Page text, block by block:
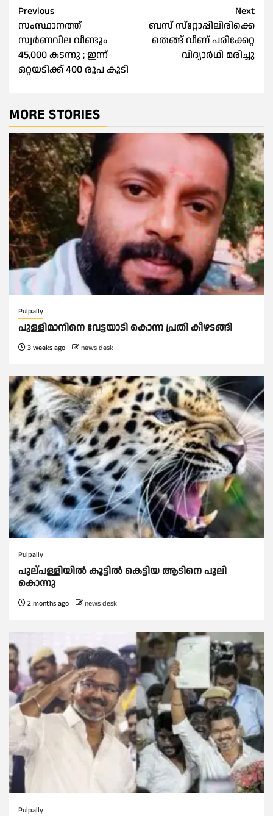
Post
navigation
Previous
സംസ്ഥാനത്ത്
സ്വര്‍ണവില വീണ്ടും
45,000 കടന്നു ; ഇന്ന്
ഒറ്റയടിക്ക് 400 രൂപ കൂടി
Next
ബസ് സ്‌റ്റോപ്പിലിരിക്കെ
തെങ്ങ് വീണ് പരിക്കേറ്റ
വിദ്യാര്‍ഥി മരിച്ചു
MORE STORIES
Pulpally
പുള്ളിമാനിനെ വേട്ടയാടി കൊന്ന പ്രതി കീഴടങ്ങി
3 weeks ago news desk
Pulpally
പുല്പള്ളിയിൽ കൂട്ടില്‍ കെട്ടിയ ആടിനെ പുലി
കൊന്നു
2 months ago news desk
Pulpally